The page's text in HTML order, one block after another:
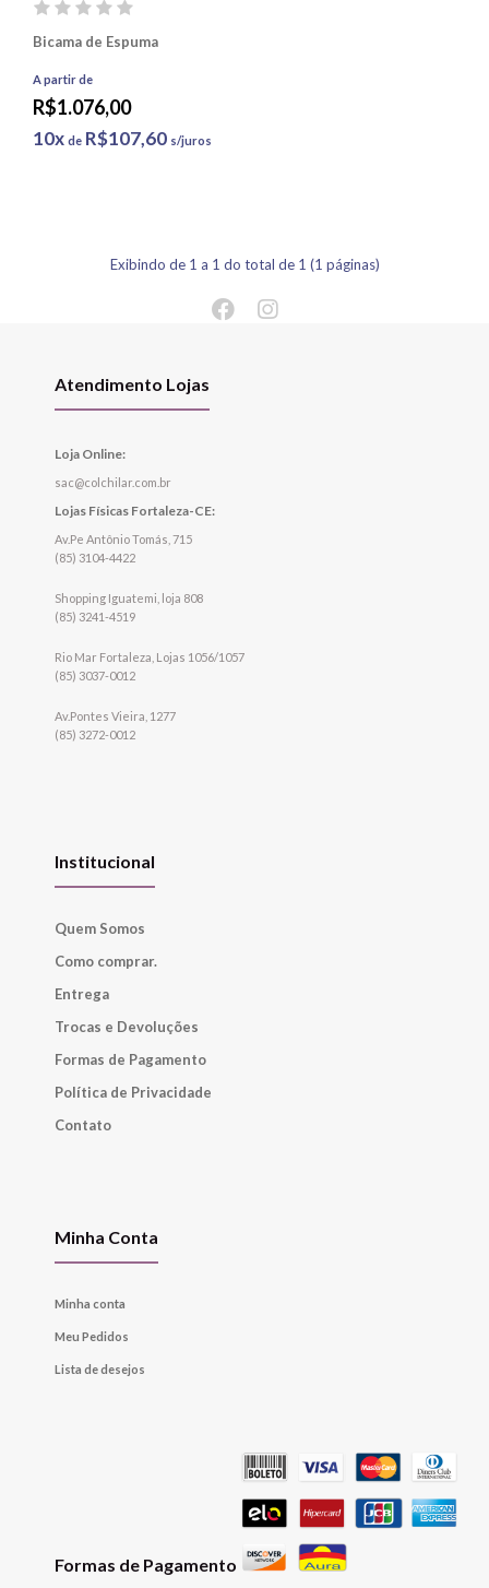
Bicama de Espuma
A partir de
R$1.076,00
10x de R$107,60 s/juros
Exibindo de 1 a 1 do total de 1 (1 páginas)
Atendimento Lojas
Loja Online:
sac@colchilar.com.br
Lojas Físicas Fortaleza-CE:
Av.Pe Antônio Tomás, 715
(85) 3104-4422
Shopping Iguatemi, loja 808
(85) 3241-4519
Rio Mar Fortaleza, Lojas 1056/1057
(85) 3037-0012
Av.Pontes Vieira, 1277
(85) 3272-0012
Institucional
Quem Somos
Como comprar.
Entrega
Trocas e Devoluções
Formas de Pagamento
Política de Privacidade
Contato
Minha Conta
Minha conta
Meu Pedidos
Lista de desejos
Formas de Pagamento